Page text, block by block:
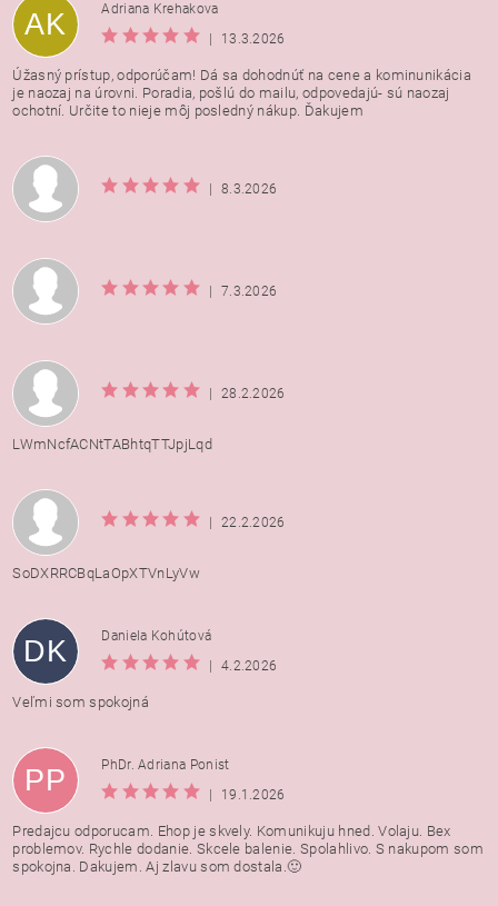
AK
Adriana Krehakova
|
13.3.2026
Úžasný prístup, odporúčam! Dá sa dohodnúť na cene a kominunikácia
je naozaj na úrovni. Poradia, pošlú do mailu, odpovedajú- sú naozaj
ochotní. Určite to nieje môj posledný nákup. Ďakujem
| 8.3.2026
| 7.3.2026
| 28.2.2026
LWmNcfACNtTABhtqTTJpjLqd
| 22.2.2026
SoDXRRCBqLaOpXTVnLyVw
DK
Daniela Kohútová
|
4.2.2026
Veľmi som spokojná
PP
PhDr. Adriana Ponist
|
19.1.2026
Predajcu odporucam. Ehop je skvely. Komunikuju hned. Volaju. Bex
problemov. Rychle dodanie. Skcele balenie. Spolahlivo. S nakupom som
spokojna. Dakujem. Aj zlavu som dostala.🙂